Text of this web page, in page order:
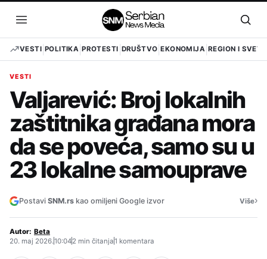
sadržaj
Otvori
meni
VESTI POLITIKA PROTESTI DRUŠTVO EKONOMIJA REGION I SVET
VESTI
Valjarević: Broj lokalnih
zaštitnika građana mora
da se poveća, samo su u
23 lokalne samouprave
Postavi SNM.rs kao omiljeni Google izvor Više›
Autor: Beta
20. maj 2026.10:042 min čitanja1 komentara